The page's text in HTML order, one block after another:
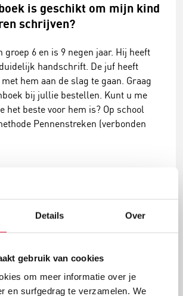
Details Over
gebruik van cookies
om meer informatie over je
en surfgedrag te verzamelen. We
is geschikt om mijn kind
schrijven?
groep 6 en is 9 negen jaar. Hij heeft
handschrift. De juf heeft
hem aan de slag te gaan. Graag
bij jullie bestellen. Kunt u me
het beste voor hem is? Op school
Pennenstreken (verbonden